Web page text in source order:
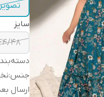
سایز
48
جنس:
ارسال